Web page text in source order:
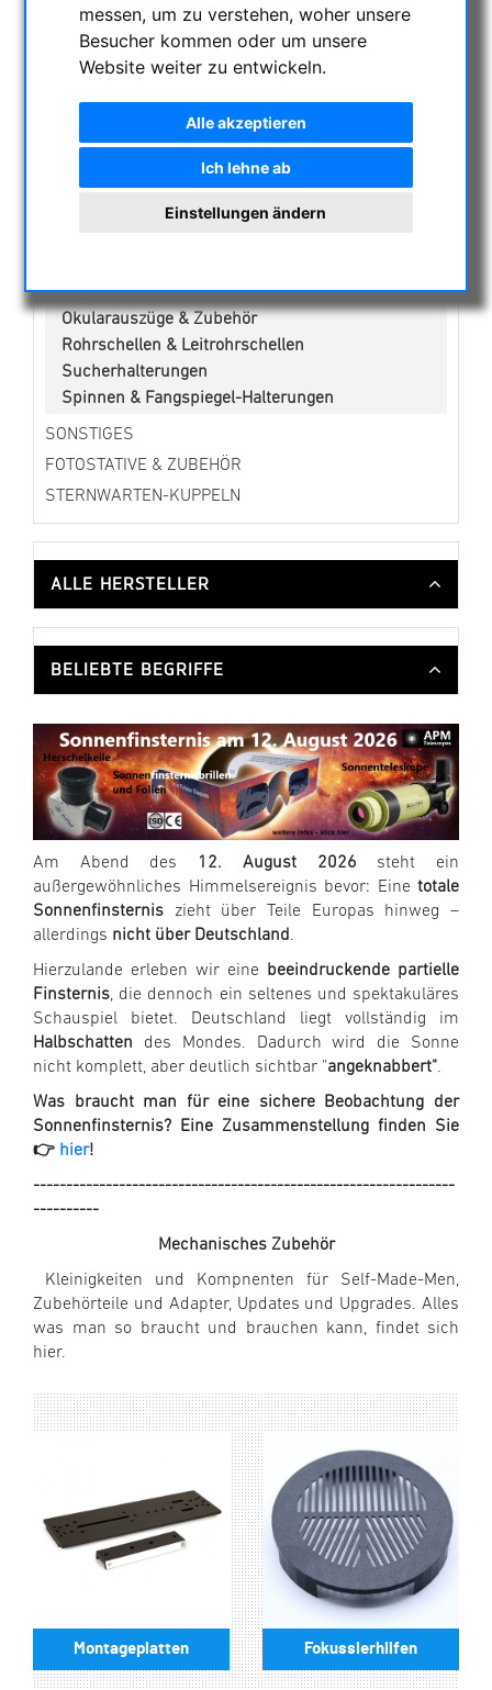
messen, um zu verstehen, woher unsere
Besucher kommen oder um unsere
Website weiter zu entwickeln.
Alle akzeptieren
Ich lehne ab
Einstellungen ändern
MONTIERUNGEN & STATIVE
CMOS & CCD KAMERAS
OPTISCHES ZUBEHÖR
MECHANISCHES ZUBEHÖR
Adapter
Filterräder & -schieber
Lagerböcke
Okularauszüge & Zubehör
Rohrschellen & Leitrohrschellen
Sucherhalterungen
Spinnen & Fangspiegel-Halterungen
SONSTIGES
FOTOSTATIVE & ZUBEHÖR
STERNWARTEN-KUPPELN
ALLE HERSTELLER
BELIEBTE BEGRIFFE
Am Abend des 12. August 2026 steht ein
außergewöhnliches Himmelsereignis bevor: Eine totale
Sonnenfinsternis zieht über Teile Europas hinweg –
allerdings nicht über Deutschland.
Hierzulande erleben wir eine
beeindruckende partielle
Finsternis, die dennoch ein seltenes und spektakuläres
Schauspiel bietet. Deutschland liegt vollständig im
Halbschatten des Mondes. Dadurch wird die Sonne
nicht komplett, aber deutlich sichtbar "ange­knabbert".
Was braucht man für eine sichere Beobachtung der
Sonnenfinsternis? Eine Zusammenstellung finden Sie
👉 hier!
----------------------------------------------------------------
----------
Mechanisches Zubehör
Kleinigkeiten und Kompnenten für Self-Made-Men,
Zubehörteile und Adapter, Updates und Upgrades. Alles
was man so braucht und brauchen kann, findet sich
hier.
Montageplatten Fokussierhilfen